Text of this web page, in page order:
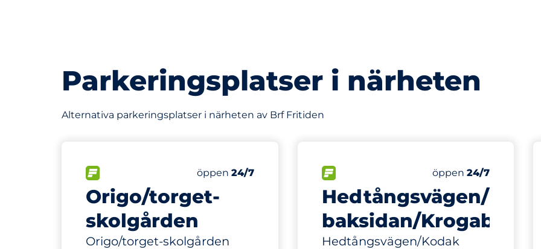
Parkeringsplatser i närheten
Alternativa parkeringsplatser i närheten av Brf Fritiden
Origo/torget-
skolgården
Origo/torget-skolgården
Torsdag&nbsp
öppen 24/7
244 m
Hedtångsvägen/Kodak
baksidan/
Hedtångsvägen/Kodak
Torsdag&nbsp
öppen24/7
247 m